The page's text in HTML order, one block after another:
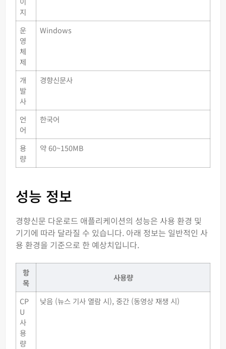
지
운
영
체
제
Windows
개
발
사
경향신문사
언
어
한국어
용
량
약 60~150MB
성능 정보
경향신문 다운로드 애플리케이션의 성능은 사용 환경 및
기기에 따라 달라질 수 있습니다. 아래 정보는 일반적인 사
용 환경을 기준으로 한 예상치입니다.
항
목
사용량
CP
U
사
용
량
낮음 (뉴스 기사 열람 시), 중간 (동영상 재생 시)